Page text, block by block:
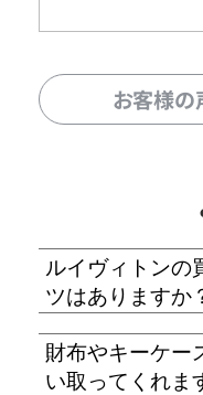
お客様
ルイヴィトンの
ツはありますか
財布やキーケー
い取ってくれま